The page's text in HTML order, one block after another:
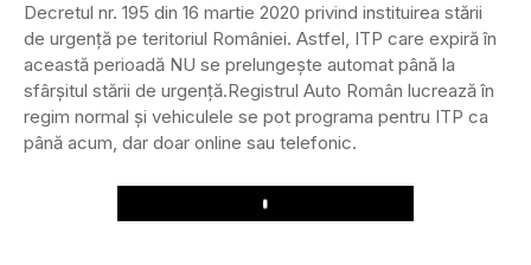
Decretul nr. 195 din 16 martie 2020 privind instituirea stării
de urgenţă pe teritoriul României. Astfel, ITP care expiră în
această perioadă NU se prelungește automat până la
sfârșitul stării de urgență.Registrul Auto Român lucrează în
regim normal și vehiculele se pot programa pentru ITP ca
până acum, dar doar online sau telefonic.
Play